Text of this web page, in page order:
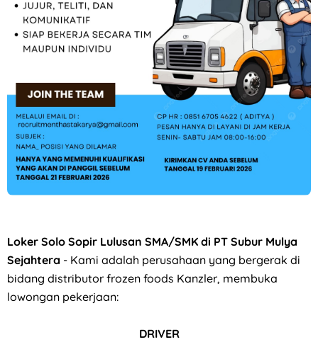
Farmosa Group di Solo Raya Hiring Professional
Loker Solo Sopir Lulusan SMA/SMK di PT Subur Mulya
Sejahtera - Kami adalah perusahaan yang bergerak di
bidang distributor frozen foods Kanzler, membuka
lowongan pekerjaan:
DRIVER